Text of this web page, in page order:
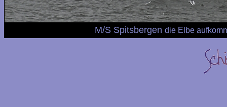
M/S Spitsbergen die Elbe